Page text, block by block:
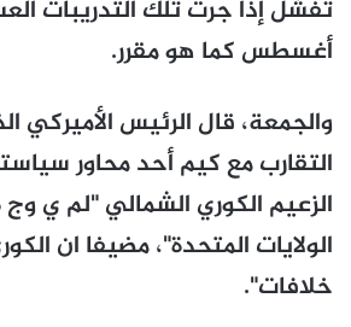
تفشل إذا جرت تلك التدريبات
أغسطس كما هو مقرر.
والجمعة، قال الرئيس الأميركي
التقارب مع كيم أحد محاور
الزعيم الكوري الشمالي "لم ي وج
الولايات المتحدة"، مضيفا ان
خلافات".